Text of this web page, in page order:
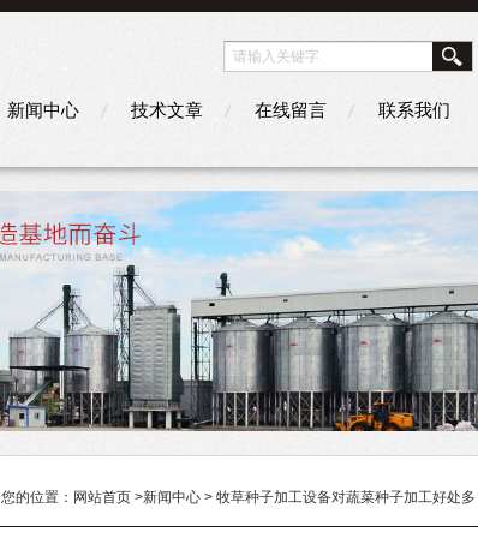
新闻中心 技术文章 在线留言 联系我们
您的位置： 网站首页 >新闻中心 > 牧草种子加工设备对蔬菜种子加工好处多